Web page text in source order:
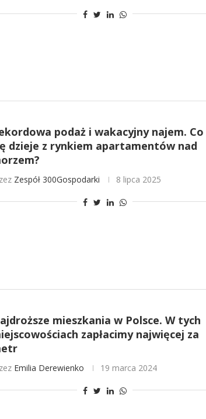
podaż i wakacyjny najem. Co
dzieje z rynkiem apartamentów nad
Zespół 300Gospodarki 8 lipca 2025
mieszkania w Polsce. W tych
zapłacimy najwięcej za
Emilia Derewienko 19 marca 2024